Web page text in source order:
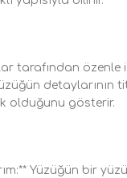
tarafından özenle
detaylarının
olduğunu gösterir.
Yüzüğün bir